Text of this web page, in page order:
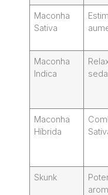
Maconha
Sativa
Maconha
Indica
Maconha
Híbrida
Skunk